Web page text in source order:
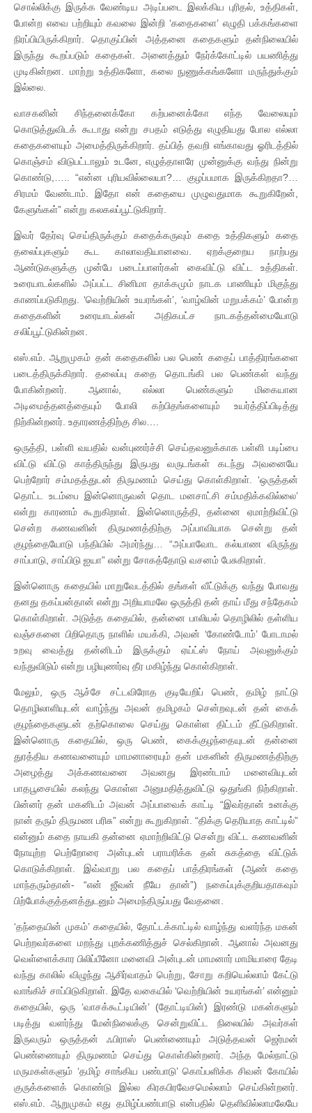
சொல்லிக்கு இருக்க வேண்டிய அடிப்படை இலக்கிய புரிதல், உத்திகள்,
போன்ற எவை பற்றியும் கவலை இன்றி ‘கதைகளை’ எழுதி பக்கங்களை
நிரப்பியிருக்கிறார். தொகுப்பின் அத்தனை கதைகளும் தன்நிலையில்
இருந்து கூறப்படும் கதைகள். அனைத்தும் நேர்க்கோட்டில் பயணித்து
முடிகின்றன. மாற்று உத்திகளோ, கலை நுணுக்கங்களோ மருந்துக்கும்
இல்லை.
வாசகனின் சிந்தனைக்கோ கற்பனைக்கோ எந்த வேலையும்
கொடுத்துவிடக் கூடாது என்று சபதம் எடுத்து எழுதியது போல எல்லா
கதைகளையும் அமைத்திருக்கிறார். தப்பித் தவறி எங்காவது ஓரிடத்தில்
கொஞ்சம் விடுபட்டாலும் உடனே, எழுத்தாளரே முன்னுக்கு வந்து நின்று
கொண்டு,….. “என்ன புரியவில்லையா?… குழப்பமாக இருக்கிறதா?…
சிரமம் வேண்டாம். இதோ என் கதையை முழுவதுமாக கூறுகிறேன்,
கேளுங்கள்” என்று கலகலப்பூட்டுகிறார்.
இவர் தேர்வு செய்திருக்கும் கதைக்கருவும் கதை உத்திகளும் கதை
தலைப்புகளும் கூட காலாவதியானவை. ஏறக்குறைய நாற்பது
ஆண்டுகளுக்கு முன்பே படைப்பாளர்கள் கைவிட்டு விட்ட உத்திகள்.
உரையாடல்களில் அப்பட்ட சினிமா தாக்கமும் நாடக பாணியும் மிகுந்து
காணப்படுகிறது. ‘வெற்றியின் உயரங்கள்’, ‘வாழ்வின் மறுபக்கம்’ போன்ற
கதைகளின் உரையாடல்கள் அதிகபட்ச நாடகத்தன்மையோடு
சலிப்பூட்டுகின்றன.
எஸ்.எம். ஆறுமுகம் தன் கதைகளில் பல பெண் கதைப் பாத்திரங்களை
படைத்திருக்கிறார். தலைப்பு கதை தொடங்கி பல பெண்கள் வந்து
போகின்றனர். ஆனால், எல்லா பெண்களும் மிகையான
அடிமைத்தனத்தையும் போலி கற்பிதங்களையும் உயர்த்திப்பிடித்து
நிற்கின்றனர். உதாரணத்திற்கு சில….
ஒருத்தி, பள்ளி வயதில் வன்புணர்ச்சி செய்தவனுக்காக பள்ளி படிப்பை
விட்டு விட்டு காத்திருந்து இருபது வருடங்கள் கடந்து அவனையே
பெற்றோர் சம்மதத்துடன் திருமணம் செய்து கொள்கிறாள். ‘ஒருத்தன்
தொட்ட உடம்பை இன்னொருவன் தொட மனசாட்சி சம்மதிக்கவில்லை’
என்று காரணம் கூறுகிறாள். இன்னொருத்தி, தன்னை ஏமாற்றிவிட்டு
சென்ற கணவனின் திருமணத்திற்கு அப்பாவியாக சென்று தன்
குழந்தையோடு பந்தியில் அமர்ந்து… “அப்பாவோட கல்யாண விருந்து
சாப்பாடு, சாப்பிடு ஐயா” என்று சோகத்தோடு வசனம் பேசுகிறாள்.
இன்னொரு கதையில் மாறுவேடத்தில் தங்கள் வீட்டுக்கு வந்து போவது
தனது தகப்பன்தான் என்று அறியாமலே ஒருத்தி தன் தாய் மீது சந்தேகம்
கொள்கிறாள். அடுத்த கதையில், தன்னை பாலியல் தொழிலில் தள்ளிய
வஞ்சகனை பிறிதொரு நாளில் மயக்கி, அவன் ‘கோண்டோம்’ போடாமல்
உறவு வைத்து தன்னிடம் இருக்கும் ஏய்ட்ஸ் நோய் அவனுக்கும்
வந்துவிடும் என்று பழியுணர்வு தீர மகிழ்ந்து கொள்கிறாள்.
மேலும், ஒரு ஆச்சே சட்டவிரோத குடியேறிப் பெண், தமிழ் நாட்டு
தொழிலாளியுடன் வாழ்ந்து அவன் தமிழகம் சென்றவுடன் தன் கைக்
குழந்தைகளுடன் தற்கொலை செய்து கொள்ள திட்டம் தீட்டுகிறாள்.
இன்னொரு கதையில், ஒரு பெண், கைக்குழந்தையுடன் தன்னை
துரத்திய கணவனையும் மாமனாரையும் தன் மகனின் திருமணத்திற்கு
அழைத்து அக்கணவனை அவனது இரண்டாம் மனைவியுடன்
பாதபூசையில் கலந்து கொள்ள அனுமதித்துவிட்டு ஒதுங்கி நிற்கிறாள்.
பின்னர் தன் மகனிடம் அவன் அப்பாவைக் காட்டி “இவர்தான் உனக்கு
நான் தரும் திருமண பரிசு” என்று கூறுகிறாள். “திக்கு தெரியாத காட்டில்”
என்னும் கதை நாயகி தன்னை ஏமாற்றிவிட்டு சென்று விட்ட கணவனின்
நோயுற்ற பெற்றோரை அன்புடன் பராமரிக்க தன் சுகத்தை விட்டுக்
கொடுக்கிறாள். இவ்வாறு பல கதைப் பாத்திரங்கள் (ஆண் கதை
மாந்தரும்தான்- “என் ஜீவன் நீயே தான்”) நகைப்புக்குறியதாகவும்
பிற்போக்குத்தனத்துடனும் அமைந்திருப்பது வேதனை.
‘தந்தையின் முகம்’ கதையில், தோட்டக்காட்டில் வாழ்ந்து வளர்ந்த மகன்
பெற்றவர்களை மறந்து புறக்கணித்துச் செல்கிறான். ஆனால் அவனது
வெள்ளைக்கார பிலிப்பீனோ மனைவி அன்புடன் மாமனார் மாமியாரை தேடி
வந்து காலில் விழுந்து ஆசிர்வாதம் பெற்று, சோறு கறியெல்லாம் கேட்டு
வாங்கிச் சாப்பிடுகிறாள். இதே வகையில் ‘வெற்றியின் உயரங்கள்’ என்னும்
கதையில், ஒரு ‘வாசக்கூட்டியின்’ (தோட்டியின்) இரண்டு மகன்களும்
படித்து வளர்ந்து மேன்நிலைக்கு சென்றுவிட்ட நிலையில் அவர்கள்
இருவரும் ஒருத்தன் ஃபிராஸ் பெண்ணையும் அடுத்தவன் ஜெர்மன்
பெண்ணையும் திருமணம் செய்து கொள்கின்றனர். அந்த மேல்நாட்டு
மருமகள்களும் ‘தமிழ் சாங்கிய பண்பாடு’ கொப்பளிக்க சிவன் கோயில்
குருக்களைக் கொண்டு இல்ல கிரகபிரவேசமெல்லாம் செய்கின்றனர்.
எஸ்.எம். ஆறுமுகம் எது தமிழ்ப்பண்பாடு என்பதில் தெளிவில்லாமலேயே